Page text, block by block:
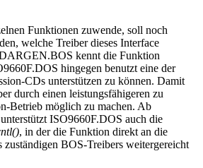
Funktionen zuwende, soll noch
welche Treiber dieses Interface
kennt die Funktion
hingegen benutzt eine der
CDs unterstützen zu können. Damit
durch einen leistungsfähigeren zu
Betrieb möglich zu machen. Ab
ISO9660F.DOS auch die
, in der die Funktion direkt an die
zuständigen BOS-Treibers weitergereicht